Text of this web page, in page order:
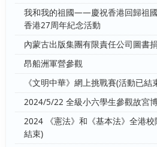
我和我的祖國——慶祝香港回歸祖
香港27周年紀念活動
內蒙古出版集團有限責任公司圖書
昂船洲軍營參觀
《文明中華》網上挑戰賽(活動已結
2024/5/22 全級小六學生參觀故宮
2024 《憲法》和《基本法》全港
結束)